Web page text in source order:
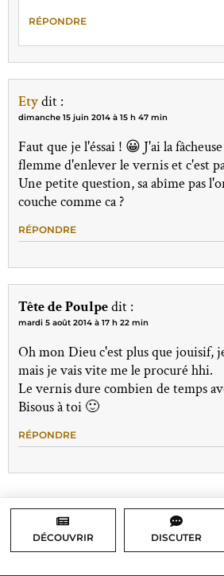
RÉPONDRE
Etydit :
dimanche 15 juin 2014 à 15 h 47 min
Faut que je l'éssai ! 😀 J'ai la
flemme d'enlever le vernis et c'est
Une petite question, sa abîme pas
couche comme ca ?
RÉPONDRE
Tête de Poulpedit :
mardi 5 août 2014 à 17 h 22 min
Oh mon Dieu c'est plus que jouisif,
mais je vais vite me le procuré hhi.
Le vernis dure combien de temps
Bisous à toi 🙂
RÉPONDRE
DÉCOUVRIR DISCUTER